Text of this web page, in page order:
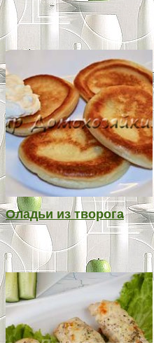
Оладьи из творога